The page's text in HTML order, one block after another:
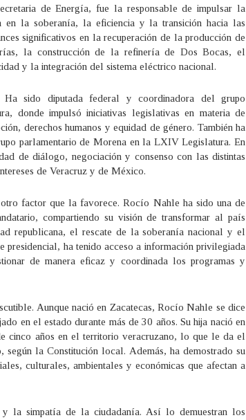
de Energía, fue la responsable de impulsar la
en la soberanía, la eficiencia y la transición hacia las
significativos en la recuperación de la producción de
la construcción de la refinería de Dos Bocas, el
y la integración del sistema eléctrico nacional.
Ha sido diputada federal y coordinadora del grupo
donde impulsó iniciativas legislativas en materia de
derechos humanos y equidad de género. También ha
parlamentario de Morena en la LXIV Legislatura. En
de diálogo, negociación y consenso con las distintas
de Veracruz y de México.
factor que la favorece. Rocío Nahle ha sido una de
compartiendo su visión de transformar al país
republicana, el rescate de la soberanía nacional y el
ha tenido acceso a información privilegiada
de manera eficaz y coordinada los programas y
Aunque nació en Zacatecas, Rocío Nahle se dice
en el estado durante más de 30 años. Su hija nació en
cinco años en el territorio veracruzano, lo que le da el
según la Constitución local. Además, ha demostrado su
culturales, ambientales y económicas que afectan a
la simpatía de la ciudadanía. Así lo demuestran los